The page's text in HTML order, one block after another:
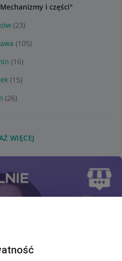
i części"
(23)
(105)
(16)
(15)
(26)
WIĘCEJ